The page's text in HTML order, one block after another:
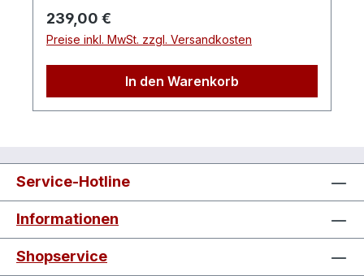
ca.95l/minLänge (Produkt)
ca.250mmBreite/Tiefe (Produkt)
ca.140mmHöhe (Produkt)
ca.190mmGewicht (Netto)
ca.6kgAnschlussspannung12VLeistung
Antriebsmotor0,45kWSchalldruckpegel
AEROTEC KompressorenFerdinand-
Porsche-Str. 16, 63500 Seligenstadt,
Deutschlandinfo@aerotec.info
Regulärer Preis:
239,00 €
Preise inkl. MwSt. zzgl. Versandkosten
In den Warenkorb
Service-Hotline
Informationen
Shopservice